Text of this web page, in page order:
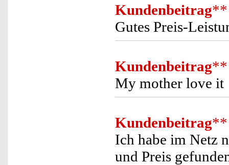
Kundenbeitrag**
Gutes Preis-
Kundenbeitrag**
My mother love it
Kundenbeitrag**
Ich habe im Netz
und Preis